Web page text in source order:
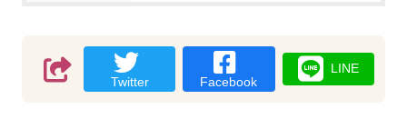
Twitter Facebook
LINE